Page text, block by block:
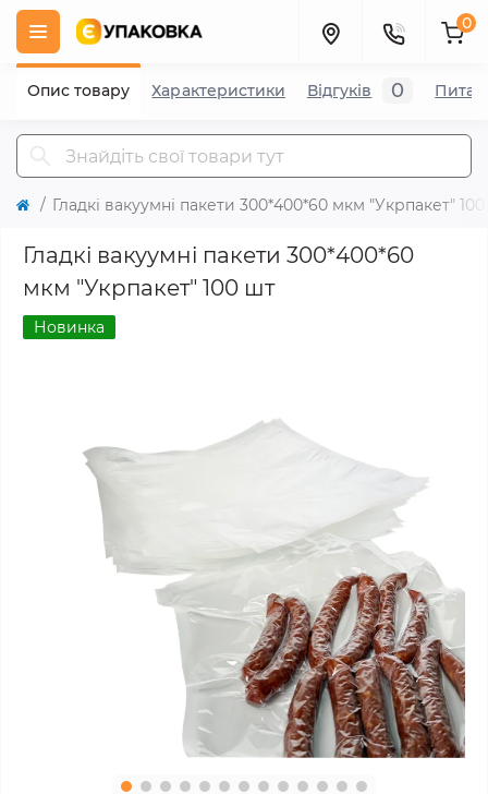
0
Гладкі вакуумні пакети 300*400*60 мкм "Укрпакет"
Гладкі вакуумні пакети 300*400*60
мкм "Укрпакет" 100 шт
Новинка
Опис товару Характеристики Відгуків 0